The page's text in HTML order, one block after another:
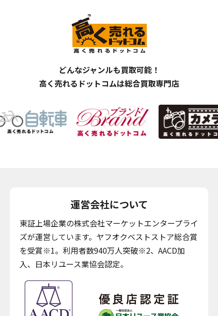
どんなジャンルも買取可能！
高く売れるドットコムは総合買取専門店
運営会社について
東証上場企業の株式会社マーケットエンタープライ
ズが運営しています。ヤフオクベストストア総合賞
を受賞※1。利用者数940万人突破※2、AACD加
入、日本リユース業協会認定。